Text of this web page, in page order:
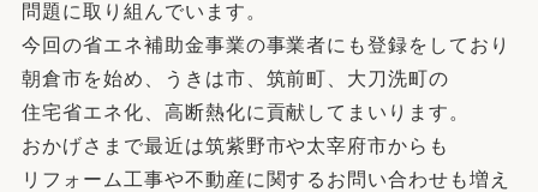
問題に取り組んでいます。
今回の省エネ補助金事業の事業者にも登録をしており
朝倉市を始め、うきは市、筑前町、大刀洗町の
住宅省エネ化、高断熱化に貢献してまいります。
おかげさまで最近は筑紫野市や太宰府市からも
リフォーム工事や不動産に関するお問い合わせも増え